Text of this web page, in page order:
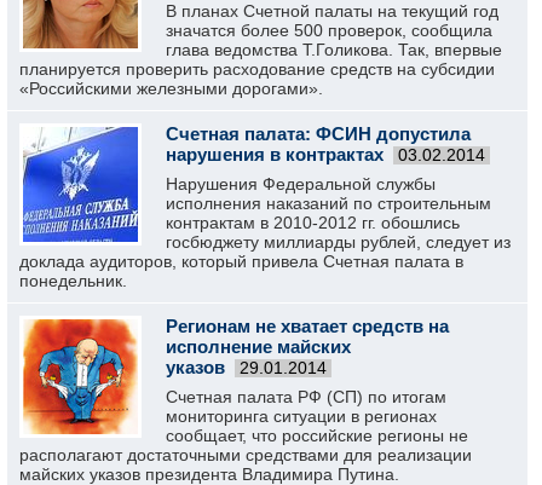
В планах Счетной палаты на текущий год
значатся более 500 проверок, сообщила
глава ведомства Т.Голикова. Так, впервые
планируется проверить расходование средств на субсидии
«Российскими железными дорогами».
Счетная палата: ФСИН допустила
нарушения в контрактах
03.02.2014
Нарушения Федеральной службы
исполнения наказаний по строительным
контрактам в 2010-2012 гг. обошлись
госбюджету миллиарды рублей, следует из
доклада аудиторов, который привела Счетная палата в
понедельник.
Регионам не хватает средств на
исполнение майских
указов
29.01.2014
Счетная палата РФ (СП) по итогам
мониторинга ситуации в регионах
сообщает, что российские регионы не
располагают достаточными средствами для реализации
майских указов президента Владимира Путина.